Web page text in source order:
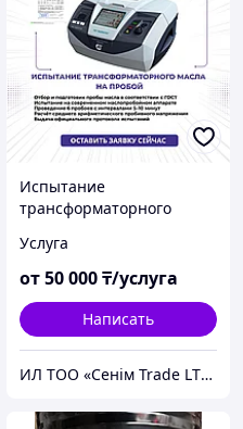
Испытание
трансформаторного
Услуга
от50 000₸/услуга
Написать
ИЛ ТОО «Сенiм Trade LTD»